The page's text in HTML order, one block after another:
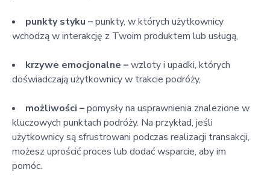
punkty styku –punkty, w których użytkownicy
wchodzą w interakcję z Twoim produktem lub usługą,
krzywe emocjonalne –wzloty i upadki, których
doświadczają użytkownicy w trakcie podróży,
możliwości –pomysły na usprawnienia znalezione w
kluczowych punktach podróży. Na przykład, jeśli
użytkownicy są sfrustrowani podczas realizacji transakcji,
możesz uprościć proces lub dodać wsparcie, aby im
pomóc.